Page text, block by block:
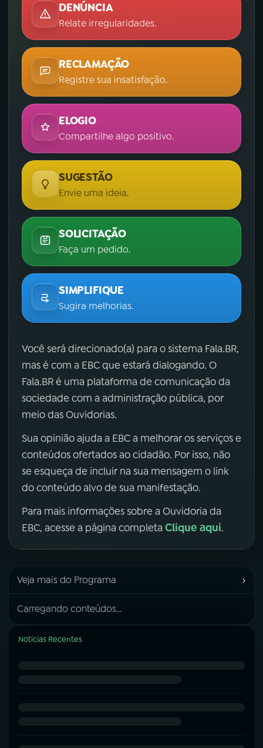
DENÚNCIA
Relate irregularidades.
RECLAMAÇÃO
Registre sua insatisfação.
ELOGIO
Compartilhe algo positivo.
SUGESTÃO
Envie uma ideia.
SOLICITAÇÃO
Faça um pedido.
SIMPLIFIQUE
Sugira melhorias.
Você será direcionado(a) para o sistema Fala.BR,
mas é com a EBC que estará dialogando. O
Fala.BR é uma plataforma de comunicação da
sociedade com a administração pública, por
meio das Ouvidorias.
Sua opinião ajuda a EBC a melhorar os serviços e
conteúdos ofertados ao cidadão. Por isso, não
se esqueça de incluir na sua mensagem o link
do conteúdo alvo de sua manifestação.
Para mais informações sobre a Ouvidoria da
EBC, acesse a página completa Clique aqui.
Veja mais do Programa ›
Carregando conteúdos...
Notícias Recentes